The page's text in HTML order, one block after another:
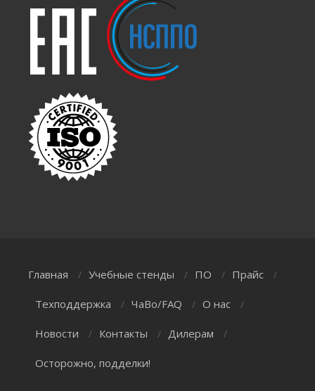
Главная / Учебные стенды / ПО / Прайс /
Техподдержка / ЧаВо/FAQ / О нас /
Новости / Контакты / Дилерам /
Осторожно, подделки!